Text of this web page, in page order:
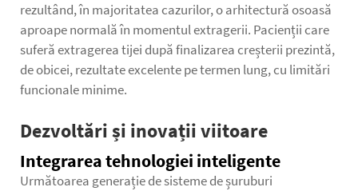
rezultând, în majoritatea cazurilor, o arhitectură osoasă
aproape normală în momentul extragerii. Pacienții care
suferă extragerea tijei după finalizarea creșterii prezintă,
de obicei, rezultate excelente pe termen lung, cu limitări
funcionale minime.
Dezvoltări și inovații viitoare
Integrarea tehnologiei inteligente
Următoarea generație de sisteme de șuruburi